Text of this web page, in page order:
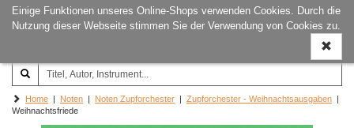
Einige Funktionen unseres Online-Shops verwenden Cookies. Durch die
Nutzung dieser Webseite stimmen Sie der Verwendung von Cookies zu.
ein-/
Joachim‐Trekel‐Musikverlag,
Hamburg
Home | Noten | Noten Zupforchester | Zupforchester - Weihnachtsausgaben |
Weihnachtsfriede